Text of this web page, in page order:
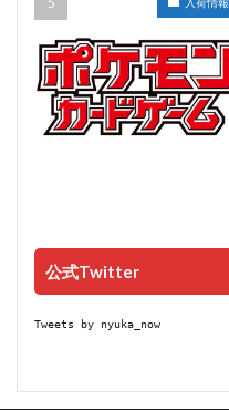
公式Twitter
Tweets by nyuka_now